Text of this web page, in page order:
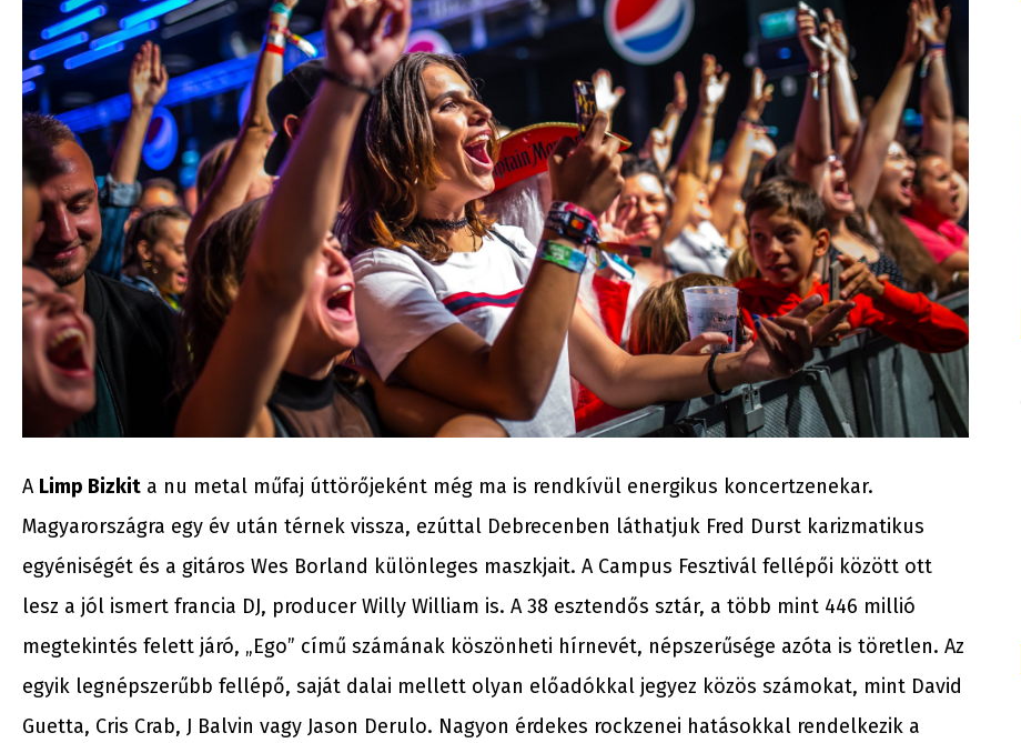
A Limp Bizkit a nu metal műfaj úttörőjeként még ma is rendkívül energikus koncertzenekar.
Magyarországra egy év után térnek vissza, ezúttal Debrecenben láthatjuk Fred Durst karizmatikus
egyéniségét és a gitáros Wes Borland különleges maszkjait. A Campus Fesztivál fellépői között ott
lesz a jól ismert francia DJ, producer Willy William is. A 38 esztendős sztár, a több mint 446 millió
megtekintés felett járó, „Ego” című számának köszönheti hírnevét, népszerűsége azóta is töretlen. Az
egyik legnépszerűbb fellépő, saját dalai mellett olyan előadókkal jegyez közös számokat, mint David
Guetta, Cris Crab, J Balvin vagy Jason Derulo. Nagyon érdekes rockzenei hatásokkal rendelkezik a